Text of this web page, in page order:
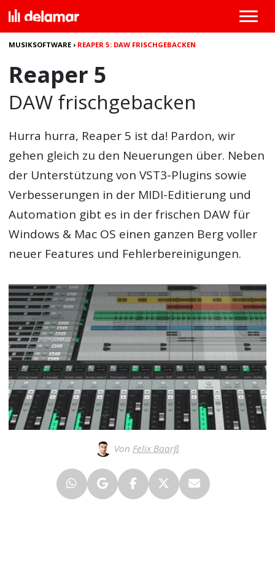
MUSIKSOFTWARE › REAPER 5: DAW FRISCHGEBACKEN
Reaper 5
DAW frischgebacken
Hurra hurra, Reaper 5 ist da! Pardon, wir
gehen gleich zu den Neuerungen über. Neben
der Unterstützung von VST3-Plugins sowie
Verbesserungen in der MIDI-Editierung und
Automation gibt es in der frischen DAW für
Windows & Mac OS einen ganzen Berg voller
neuer Features und Fehlerbereinigungen.
Von Felix Baarß